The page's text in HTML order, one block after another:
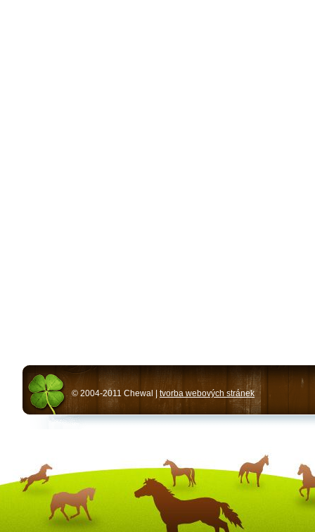
© 2004-2011 Chewal |tvorba webových stránek